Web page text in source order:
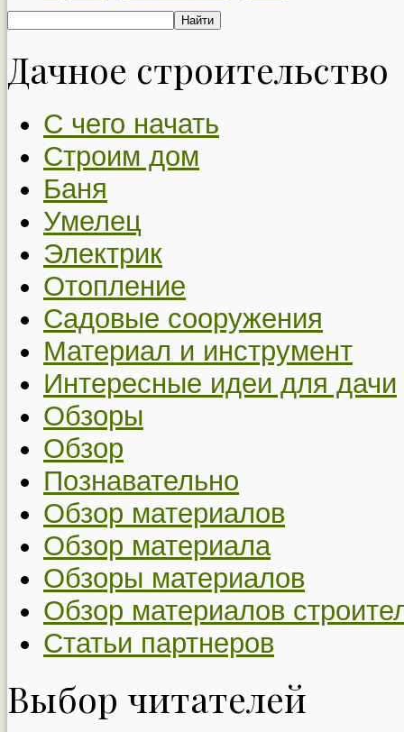
Дачное строительство
С чего начать
Строим дом
Баня
Умелец
Электрик
Отопление
Садовые сооружения
Материал и инструмент
Интересные идеи для дачи
Обзоры
Обзор
Познавательно
Обзор материалов
Обзор материала
Обзоры материалов
Обзор материалов
Статьи партнеров
Выбор читателей